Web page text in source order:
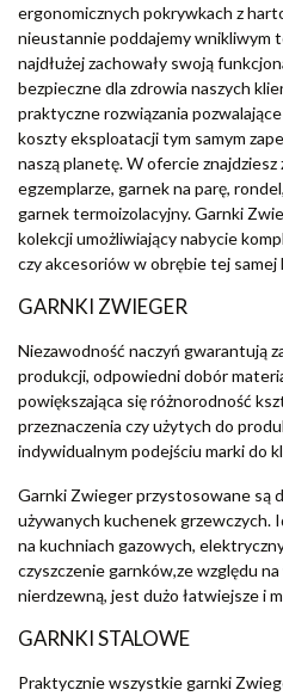
ergonomicznych pokrywkach z
nieustannie poddajemy wnikliwym
najdłużej zachowały swoją
bezpieczne dla zdrowia naszych
praktyczne rozwiązania
koszty eksploatacji tym samym
naszą planetę. W ofercie
egzemplarze, garnek na parę,
garnek termoizolacyjny. Garnki
kolekcji umożliwiający nabycie
czy akcesoriów w obrębie tej samej
GARNKI ZWIEGER
Niezawodność naczyń gwarantują
produkcji, odpowiedni dobór
powiększająca się różnorodność
przeznaczenia czy użytych do
indywidualnym podejściu marki do
Garnki Zwieger przystosowane są
używanych kuchenek grzewczych.
na kuchniach gazowych,
czyszczenie garnków,ze względu
nierdzewną, jest dużo łatwiejsze i
GARNKI STALOWE
Praktycznie wszystkie garnki